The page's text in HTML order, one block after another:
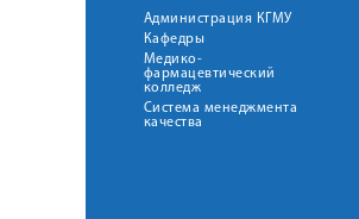
Администрация КГМУ
Кафедры
Медико-
фармацевтический
колледж
Система менеджмента
качества